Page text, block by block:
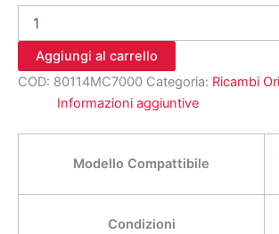
quantità
Aggiungi al carrello
COD: 80114MC7000 Categoria: Ricambi
Informazioni aggiuntive
Modello Compattibile
Condizioni